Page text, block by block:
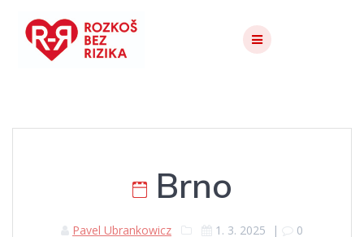
Brno
Pavel Ubrankowicz 1. 3. 2025 | 0